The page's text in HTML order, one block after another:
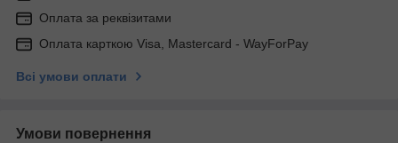
Оплата за реквізитами
Оплата карткою Visa, Mastercard - WayForPay
Всі умови оплати
Умови повернення